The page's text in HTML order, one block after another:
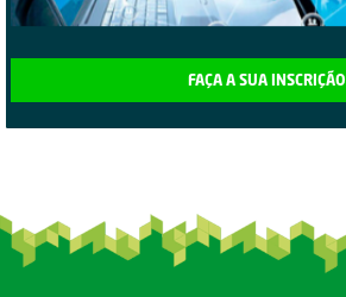
FAÇA A SUA INSCRIÇÃO